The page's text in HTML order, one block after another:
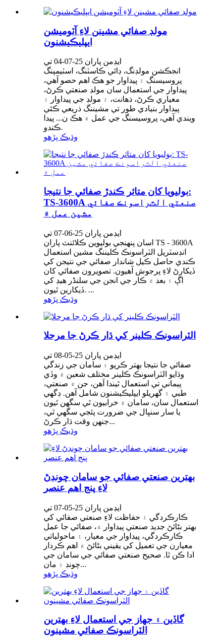
مولڊ صفائي مشينن لاءِ آٽوميشن
ايپليڪيشنون
ايڊمن پاران 25-07-04 تي
انجڪشن مولڊنگ، ڊائي ڪاسٽنگ، اسٽيمپنگ
پروسيسنگ ۽ پيداوار جو هڪ اهم حصو آهي،
پيداوار جي استعمال سان مولڊ صنعتي ڪرڻ،
معياري ڪرڻ، ذهانت، ۽ مولڊ جي پيداوار ۽
پيداوار بنيادي طور تي مشيننگ ذريعي ڪئي
ويندي آهي، پروسيسنگ جي عمل ۾ هڪ ن... پيدا
ڪندو.
وڌيڪ پڙهو
بوليويا کان متاثر ڪندڙ صفائي جا نتيجا:
TS-3600A صنعتي الٽراسونڪ صفائي
مشين عمل ۾
ايڊمن پاران 25-06-07 تي
اسان پنهنجي بوليوين ڪلائنٽ پاران TS - 3600A
انڊسٽريل الٽراسونڪ ڪليننگ مشين استعمال
ڪندي حاصل ڪيل شاندار صفائي جي نتيجن کي
ڏيکارڻ لاءِ پرجوش آهيون. تصويرون صفائي کان
اڳ ۽ بعد ۾ ڪار جي انجن جي سلنڈر هيڊ کي
ڏيکارين ٿيون. ...
وڌيڪ پڙهو
الٽراسونڪ ڪلينر کي ڌار ڪرڻ جا مرحلا
ايڊمن پاران 25-05-08 تي
صفائي جا نتيجا بهتر ڪريو ۽ سامان جي زندگي
وڌايو الٽراسونڪ ڪلينر مختلف شعبن ۾ وڏي
پيماني تي استعمال ٿيندا آهن، جن ۾ صنعتي،
طبي ۽ گهريلو ايپليڪيشنون شامل آهن. ڊگھي
استعمال سان، سامان ۾ خرابيون ٿي سگهن ٿيون
يا سار سنڀال جي ضرورت پئجي سگهي ٿي،
جنهن وقت ڌار ڪرڻ...
وڌيڪ پڙهو
بهترين صنعتي صفائي جو سامان چونڊڻ
لاءِ پنج اهم عنصر
ايڊمن پاران 25-05-07 تي
ڪارڪردگي ۽ حفاظت لاءِ صنعتي صفائي کي
بهتر بڻائڻ جديد صنعتي پيداوار ۾، صفائي جا عمل
ڪارڪردگي، پيداوار جي معيار، ۽ ماحولياتي
معيارن جي تعميل کي يقيني بڻائڻ ۾ اهم ڪردار
ادا ڪن ٿا. صحيح صنعتي صفائي جي سامان جي
چونڊ ۽ مان...
وڌيڪ پڙهو
گاڏين ۽ جهاز جي استعمال لاءِ بهترين
الٽراسونڪ صفائي مشينون